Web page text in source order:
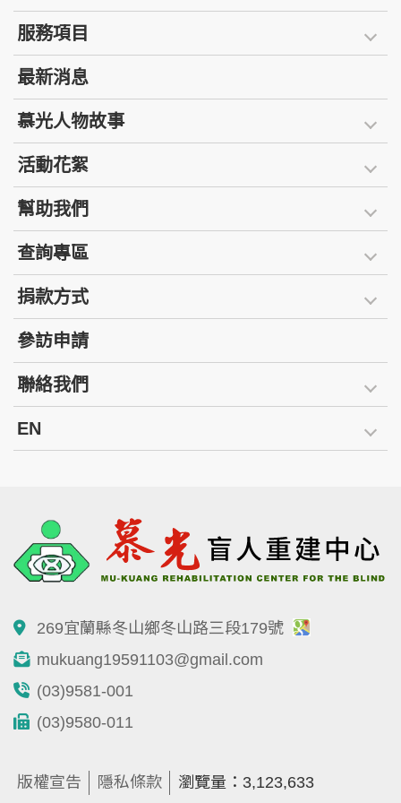
服務項目
最新消息
慕光人物故事
活動花絮
幫助我們
查詢專區
捐款方式
參訪申請
聯絡我們
EN
269宜蘭縣冬山鄉冬山路三段179號
mukuang19591103@gmail.com
(03)9581-001
(03)9580-011
版權宣告 隱私條款 瀏覽量：3,123,633